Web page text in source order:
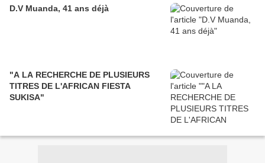
D.V Muanda, 41 ans déjà
"A LA RECHERCHE DE PLUSIEURS
TITRES DE L'AFRICAN FIESTA
SUKISA"